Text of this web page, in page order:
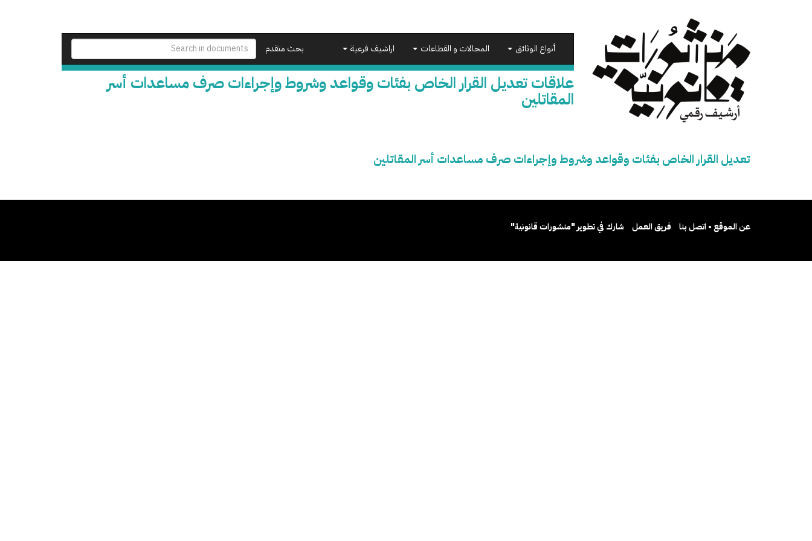
بحث متقدم أنواع الوثائق المجالات و القطاعات اراشيف فرعية
علاقات تعديل القرار الخاص بفئات وقواعد وشروط وإجراءات صرف مساعدات أسر
المقاتلين
تعديل القرار الخاص بفئات وقواعد وشروط وإجراءات صرف مساعدات أسر المقاتلين
عن الموقع • اتصل بنا فريق العمل شارك في تطوير "منشورات قانونية"